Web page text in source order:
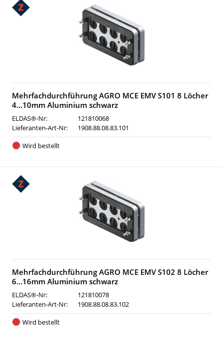
Mehrfachdurchführung AGRO MCE EMV S101 8 Löcher
4…10mm Aluminium schwarz
ELDAS®-Nr:
121810068
Lieferanten-Art-Nr:
1908.88.08.83.101
Wird bestellt
Mehrfachdurchführung AGRO MCE EMV S102 8 Löcher
6…16mm Aluminium schwarz
ELDAS®-Nr:
121810078
Lieferanten-Art-Nr:
1908.88.08.83.102
Wird bestellt